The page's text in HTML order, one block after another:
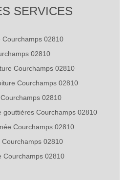
SERVICES
Courchamps 02810
02810
Courchamps 02810
Courchamps 02810
02810
gouttières Courchamps 02810
Courchamps 02810
02810
Courchamps 02810